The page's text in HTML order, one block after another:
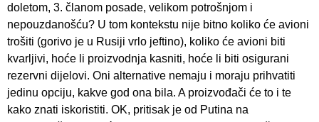
doletom, 3. članom posade, velikom potrošnjom i
nepouzdanošću? U tom kontekstu nije bitno koliko će avioni
trošiti (gorivo je u Rusiji vrlo jeftino), koliko će avioni biti
kvarljivi, hoće li proizvodnja kasniti, hoće li biti osigurani
rezervni dijelovi. Oni alternative nemaju i moraju prihvatiti
jedinu opciju, kakve god ona bila. A proizvođači će to i te
kako znati iskoristiti. OK, pritisak je od Putina na